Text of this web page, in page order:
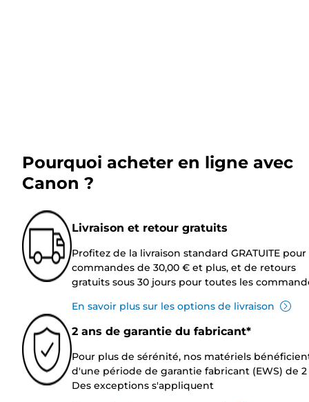
Pourquoi acheter en ligne avec
Canon ?
Livraison et retour gratuits
Profitez de la livraison standard GRATUITE pour
commandes de 30,00 € et plus, et de retours
gratuits sous 30 jours pour toutes les
En savoir plus sur les options de livraison
2 ans de garantie du fabricant*
Pour plus de sérénité, nos matériels
d'une période de garantie fabricant (EWS) de 2
Des exceptions s'appliquent